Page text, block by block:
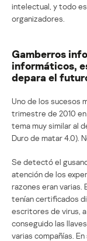
intelectual, y todo
organizadores.
Gamberros
informáticos,
depara el
Uno de los sucesos
trimestre de 2010
tema muy similar al
Duro de matar 4.0).
Se detectó el
atención de los
razones eran varias.
tenían certificados
escritores de virus,
conseguido las
varias compañías.